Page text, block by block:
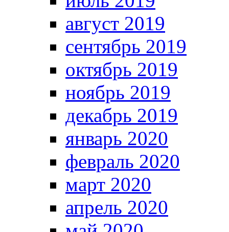
август 2019
сентябрь 2019
октябрь 2019
ноябрь 2019
декабрь 2019
январь 2020
февраль 2020
март 2020
апрель 2020